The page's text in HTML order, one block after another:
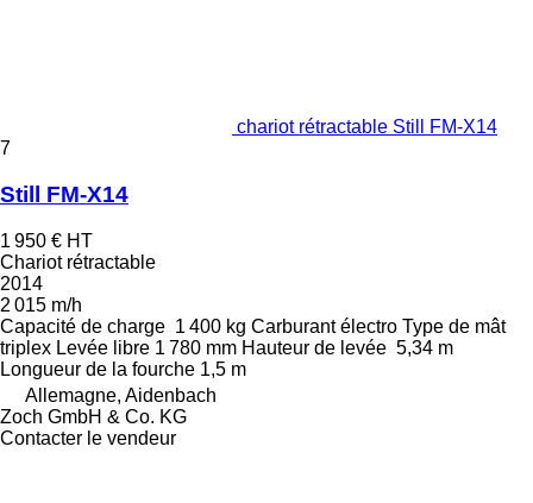
chariot rétractable Still FM-X14
7
Still FM-X14
1 950 € HT
Chariot rétractable
2014
2 015 m/h
Capacité de charge 1 400 kg Carburant électro Type de mât
triplex Levée libre 1 780 mm Hauteur de levée 5,34 m
Longueur de la fourche 1,5 m
Allemagne, Aidenbach
Zoch GmbH & Co. KG
Contacter le vendeur